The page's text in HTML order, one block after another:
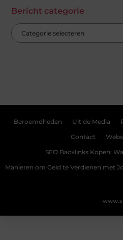
Bericht categorie
Beroemdheden Uit de Media
Contact
SEO Backlinks Kopen:
Manieren om Geld te Verdienen met